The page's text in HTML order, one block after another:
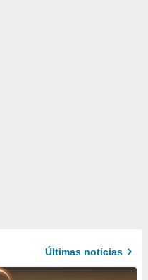
Últimas noticias